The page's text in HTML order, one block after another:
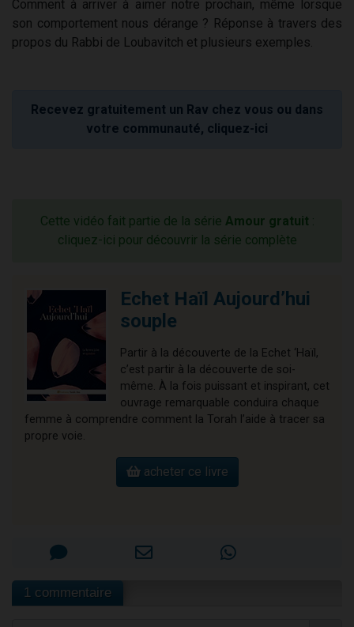
Comment à arriver à aimer notre prochain, même lorsque
son comportement nous dérange ? Réponse à travers des
propos du Rabbi de Loubavitch et plusieurs exemples.
Recevez gratuitement un Rav chez vous ou dans
votre communauté, cliquez-ici
Cette vidéo fait partie de la série Amour gratuit :
cliquez-ici pour découvrir la série complète
Echet Haïl Aujourd’hui
souple
Partir à la découverte de la Echet ‘Haïl,
c’est partir à la découverte de soi-
même. À la fois puissant et inspirant, cet
ouvrage remarquable conduira chaque
femme à comprendre comment la Torah l’aide à tracer sa
propre voie.
acheter ce livre
1 commentaire